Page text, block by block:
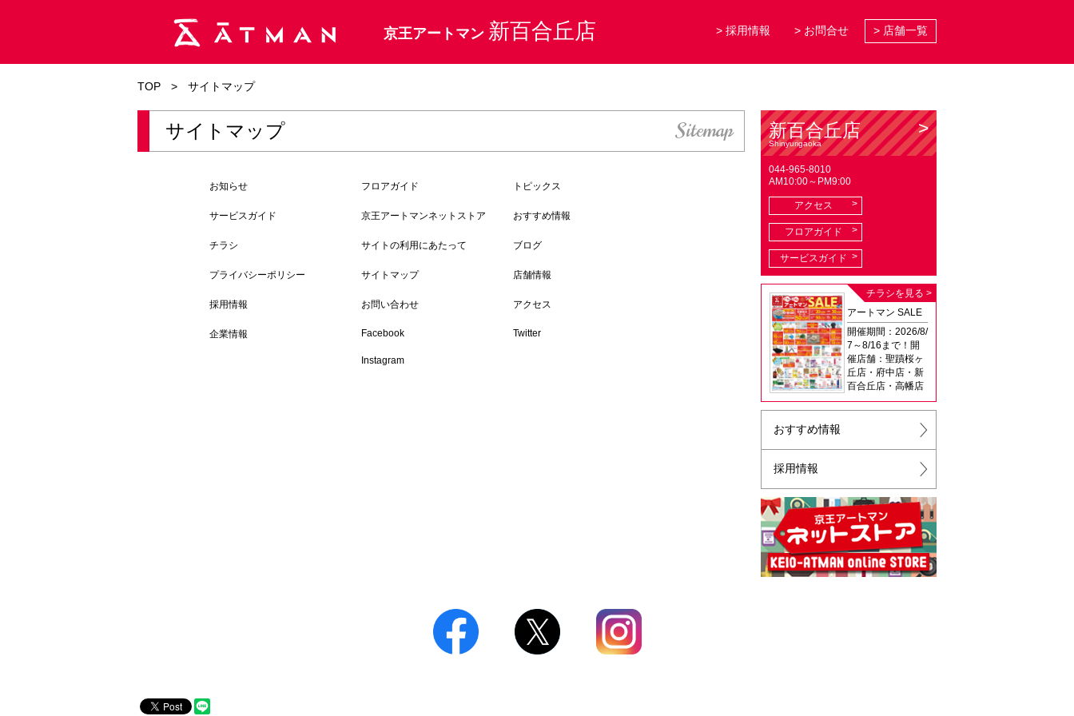
京王アートマン 新百合丘店 > 採用情報 > お問合せ > 店舗一覧
TOP > サイトマップ
サイトマップ Sitemap
お知らせ フロアガイド トピックス
サービスガイド 京王アートマンネットストア おすすめ情報
チラシ サイトの利用にあたって ブログ
プライバシーポリシー サイトマップ 店舗情報
採用情報 お問い合わせ アクセス
企業情報 Facebook Twitter
Instagram
新百合丘店
Shinyurigaoka
044-965-8010
AM10:00～PM9:00
アクセス
フロアガイド
サービスガイド
チラシを見る >
アートマン SALE
開催期間：2026/8/
7～8/16まで！開
催店舗：聖蹟桜ヶ
丘店・府中店・新
百合丘店・高幡店
おすすめ情報
採用情報